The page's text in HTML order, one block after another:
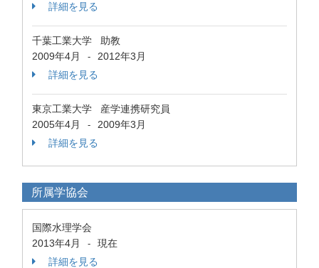
詳細を見る
千葉工業大学 助教
2009年4月
-
2012年3月
詳細を見る
東京工業大学 産学連携研究員
2005年4月
-
2009年3月
詳細を見る
所属学協会
国際水理学会
2013年4月
-
現在
詳細を見る